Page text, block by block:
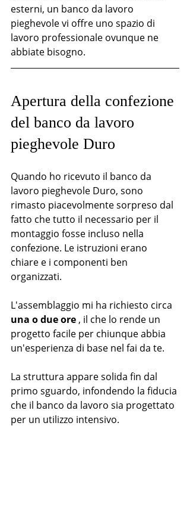
esterni, un banco da lavoro
pieghevole vi offre uno spazio di
lavoro professionale ovunque ne
abbiate bisogno.
Apertura della confezione
del banco da lavoro
pieghevole Duro
Quando ho ricevuto il banco da
lavoro pieghevole Duro, sono
rimasto piacevolmente sorpreso dal
fatto che tutto il necessario per il
montaggio fosse incluso nella
confezione. Le istruzioni erano
chiare e i componenti ben
organizzati.
L'assemblaggio mi ha richiesto circa
una o due ore , il che lo rende un
progetto facile per chiunque abbia
un'esperienza di base nel fai da te.
La struttura appare solida fin dal
primo sguardo, infondendo la fiducia
che il banco da lavoro sia progettato
per un utilizzo intensivo.